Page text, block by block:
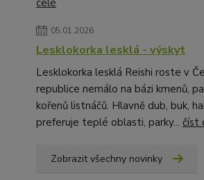
celé
05.01.2026
Lesklokorka lesklá - výskyt
Lesklokorka lesklá Reishi roste v
republice nemálo na bázi kmenů,
kořenů listnáčů. Hlavně dub, buk,
preferuje teplé oblasti, parky... číst
Zobrazit všechny novinky